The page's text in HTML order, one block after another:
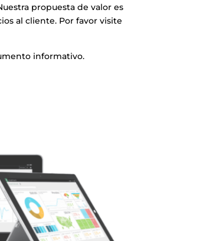
propuesta de valor es
al cliente. Por favor visite
informativo.